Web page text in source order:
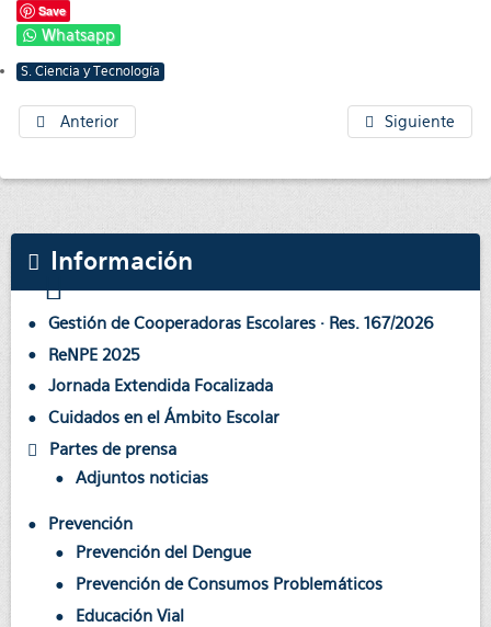
Save
Whatsapp
S. Ciencia y Tecnología
Anterior Siguiente
Información
Gestión de Cooperadoras Escolares · Res. 167/2026
ReNPE 2025
Jornada Extendida Focalizada
Cuidados en el Ámbito Escolar
Partes de prensa
Adjuntos noticias
Prevención
Prevención del Dengue
Prevención de Consumos Problemáticos
Educación Vial